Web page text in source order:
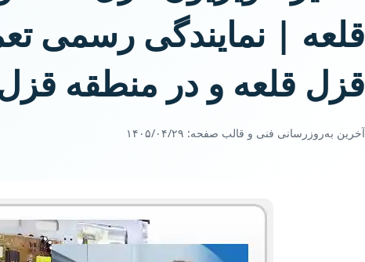
قلعه | نمایندگی رسمی
قزل قلعه و در منطقه
آخرین به‌روزرسانی فنی و قالب صفحه: ۱۴۰۵/۰۴/۲۹